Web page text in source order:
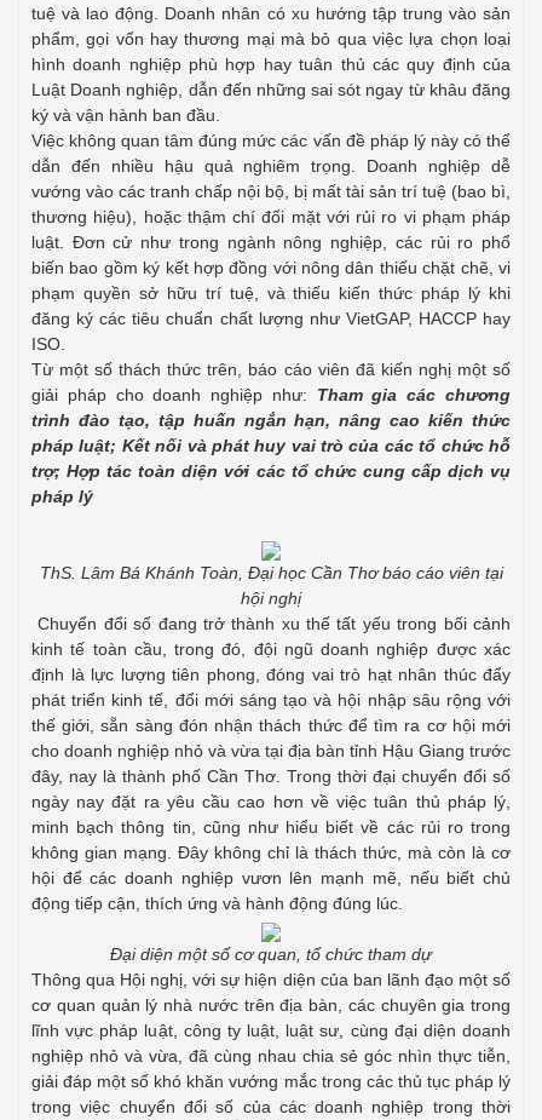
tuệ và lao động. Doanh nhân có xu hướng tập trung vào sản
phẩm, gọi vốn hay thương mại mà bỏ qua việc lựa chọn loại
hình doanh nghiệp phù hợp hay tuân thủ các quy định của
Luật Doanh nghiệp, dẫn đến những sai sót ngay từ khâu đăng
ký và vận hành ban đầu.
Việc không quan tâm đúng mức các vấn đề pháp lý này có thể
dẫn đến nhiều hậu quả nghiêm trọng. Doanh nghiệp dễ
vướng vào các tranh chấp nội bộ, bị mất tài sản trí tuệ (bao bì,
thương hiệu), hoặc thậm chí đối mặt với rủi ro vi phạm pháp
luật. Đơn cử như trong ngành nông nghiệp, các rủi ro phổ
biến bao gồm ký kết hợp đồng với nông dân thiếu chặt chẽ, vi
phạm quyền sở hữu trí tuệ, và thiếu kiến thức pháp lý khi
đăng ký các tiêu chuẩn chất lượng như VietGAP, HACCP hay
ISO.
Từ một số thách thức trên, báo cáo viên đã kiến nghị một số
giải pháp cho doanh nghiệp như: Tham gia các chương
trình đào tạo, tập huấn ngắn hạn, nâng cao kiến thức
pháp luật; Kết nối và phát huy vai trò của các tổ chức hỗ
trợ; Hợp tác toàn diện với các tổ chức cung cấp dịch vụ
pháp lý
ThS. Lâm Bá Khánh Toàn, Đại học Cần Thơ báo cáo viên tại
hội nghị
Chuyển đổi số đang trở thành xu thế tất yếu trong bối cảnh
kinh tế toàn cầu, trong đó, đội ngũ doanh nghiệp được xác
định là lực lượng tiên phong, đóng vai trò hạt nhân thúc đẩy
phát triển kinh tế, đổi mới sáng tạo và hội nhập sâu rộng với
thế giới, sẵn sàng đón nhận thách thức để tìm ra cơ hội mới
cho doanh nghiệp nhỏ và vừa tại địa bàn tỉnh Hậu Giang trước
đây, nay là thành phố Cần Thơ. Trong thời đại chuyển đổi số
ngày nay đặt ra yêu cầu cao hơn về việc tuân thủ pháp lý,
minh bạch thông tin, cũng như hiểu biết về các rủi ro trong
không gian mạng. Đây không chỉ là thách thức, mà còn là cơ
hội để các doanh nghiệp vươn lên mạnh mẽ, nếu biết chủ
động tiếp cận, thích ứng và hành động đúng lúc.
Đại diện một số cơ quan, tổ chức tham dự
Thông qua Hội nghị, với sự hiện diện của ban lãnh đạo một số
cơ quan quản lý nhà nước trên địa bàn, các chuyên gia trong
lĩnh vực pháp luật, công ty luật, luật sư, cùng đại diện doanh
nghiệp nhỏ và vừa, đã cùng nhau chia sẻ góc nhìn thực tiễn,
giải đáp một số khó khăn vướng mắc trong các thủ tục pháp lý
trong việc chuyển đổi số của các doanh nghiệp trong thời